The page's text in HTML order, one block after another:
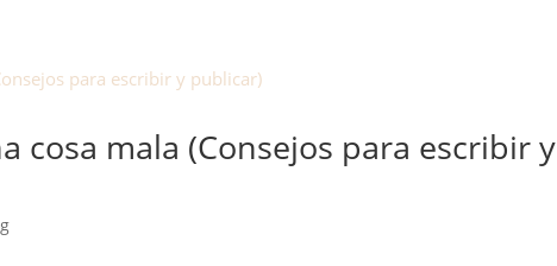
cosa mala (Consejos para escribir y